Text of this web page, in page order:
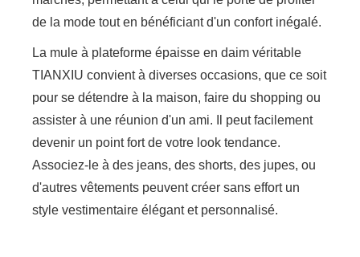
de la mode tout en bénéficiant d'un confort inégalé.
La mule à plateforme épaisse en daim véritable
TIANXIU convient à diverses occasions, que ce soit
pour se détendre à la maison, faire du shopping ou
assister à une réunion d'un ami. Il peut facilement
devenir un point fort de votre look tendance.
Associez-le à des jeans, des shorts, des jupes, ou
d'autres vêtements peuvent créer sans effort un
style vestimentaire élégant et personnalisé.